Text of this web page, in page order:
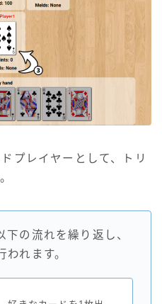
プレイヤーとして、トリ
の流れを繰り返し、
われます。